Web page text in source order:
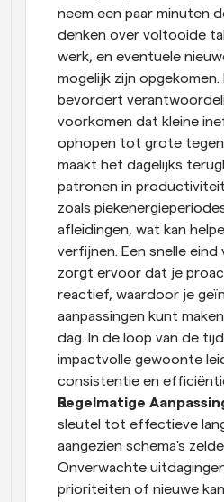
neem een paar minuten
denken over voltooide
werk, en eventuele
mogelijk zijn
bevordert
voorkomen dat kleine
ophopen tot grote
maakt het dagelijks
patronen in
zoals
afleidingen, wat kan
verfijnen. Een snelle eind
zorgt ervoor dat je
reactief, waardoor je
aanpassingen kunt
dag. In de loop van de
impactvolle gewoonte
consistentie en
Regelmatige
sleutel tot effectieve
aangezien schema's
Onverwachte
prioriteiten of nieuwe